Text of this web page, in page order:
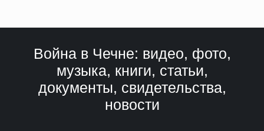
Война в Чечне: видео, фото,
музыка, книги, статьи,
документы, свидетельства,
новости